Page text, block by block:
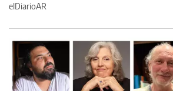
elDiarioAR